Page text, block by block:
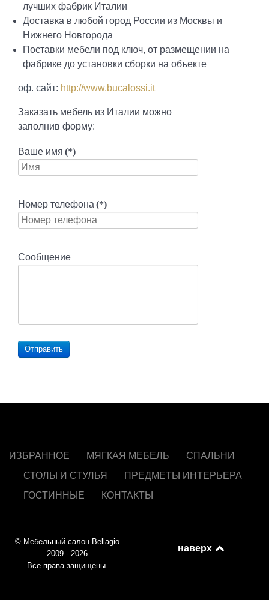
лучших фабрик Италии
Доставка в любой город России из Москвы и
Нижнего Новгорода
Поставки мебели под ключ, от размещении на
фабрике до установки сборки на объекте
оф. сайт: http://www.bucalossi.it
Заказать мебель из Италии можно
заполнив форму:
Ваше имя (*)
Номер телефона (*)
Сообщение
Отправить
ИЗБРАННОЕ МЯГКАЯ МЕБЕЛЬ
СПАЛЬНИ
СТОЛЫ И СТУЛЬЯ
ПРЕДМЕТЫ ИНТЕРЬЕРА
ГОСТИННЫЕ
КОНТАКТЫ
© Мебельный салон Bellagio
2009 - 2026
Все права защищены.
наверх